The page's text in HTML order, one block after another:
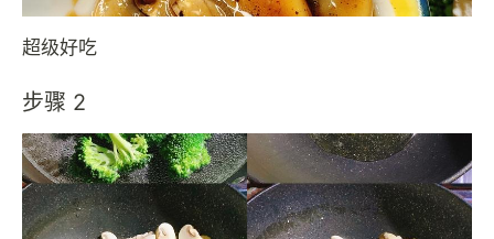
超级好吃
步骤 2